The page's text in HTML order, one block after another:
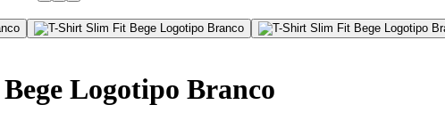
Logotipo Branco